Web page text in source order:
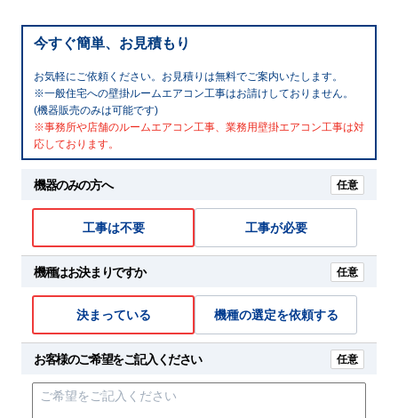
今すぐ簡単、お見積もり
お気軽にご依頼ください。お見積りは無料でご案内いたします。
※一般住宅への壁掛ルームエアコン工事はお請けしておりません。
(機器販売のみは可能です)
※事務所や店舗のルームエアコン工事、業務用壁掛エアコン工事は対
応しております。
機器のみの方へ 任意
工事は不要 工事が必要
機種はお決まりですか 任意
決まっている 機種の選定を依頼する
お客様のご希望をご記入ください 任意